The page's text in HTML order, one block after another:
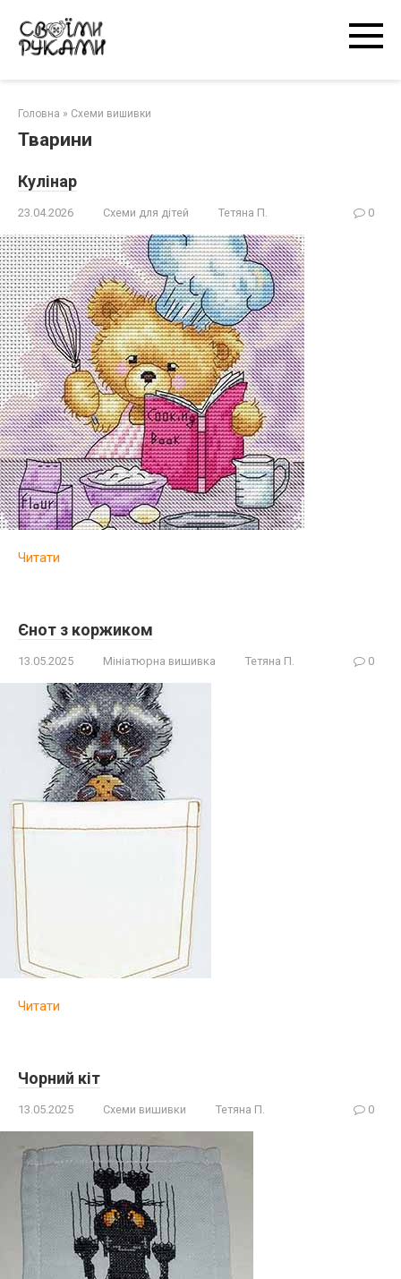
контенту
Головна » Схеми вишивки
Тварини
Кулінар
23.04.2026 Схеми для дітей Тетяна П. 0
Читати
Єнот з коржиком
13.05.2025 Мініатюрна вишивка Тетяна П. 0
Читати
Чорний кіт
13.05.2025 Схеми вишивки Тетяна П. 0